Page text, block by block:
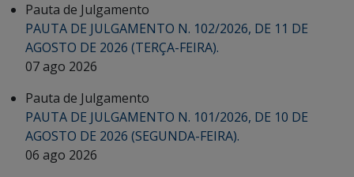
Pauta de Julgamento
PAUTA DE JULGAMENTO N. 102/2026, DE 11 DE
AGOSTO DE 2026 (TERÇA-FEIRA).
07 ago 2026
Pauta de Julgamento
PAUTA DE JULGAMENTO N. 101/2026, DE 10 DE
AGOSTO DE 2026 (SEGUNDA-FEIRA).
06 ago 2026